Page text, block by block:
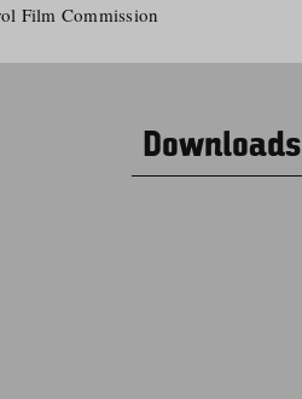
Film Commission
Downloads